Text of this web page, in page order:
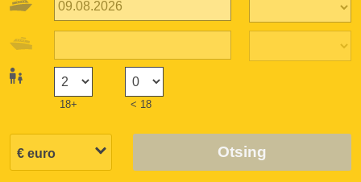
18+ < 18
Otsing